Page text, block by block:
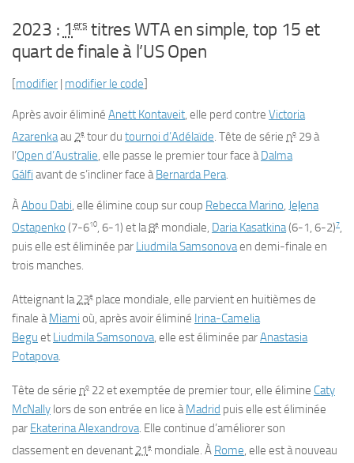
2023 : 1ers titres WTA en simple, top 15 et
quart de finale à l’US Open
[modifier | modifier le code]
Après avoir éliminé Anett Kontaveit, elle perd contre Victoria
Azarenkaau 2e tour du tournoi d’Adélaïde. Tête de série no 29 à
l’Open d’Australie, elle passe le premier tour face àDalma
Gálfi avant de s’incliner face àBernarda Pera.
ÀAbou Dabi, elle élimine coup sur coup Rebecca Marino, Jeļena
Ostapenko (7-610, 6-1) et la8e mondiale, Daria Kasatkina(6-1, 6-2)7,
puis elle est éliminée par Liudmila Samsonovaen demi-finale en
trois manches.
Atteignant la23e place mondiale, elle parvient en huitièmes de
finale àMiami où, après avoir éliminé Irina-Camelia
Begu et Liudmila Samsonova, elle est éliminée parAnastasia
Potapova.
Tête de série no 22 et exemptée de premier tour, elle élimine Caty
McNally lors de son entrée en lice àMadrid puis elle est éliminée
par Ekaterina Alexandrova. Elle continue d’améliorer son
classement en devenant 21e mondiale. À Rome, elle est à nouveau